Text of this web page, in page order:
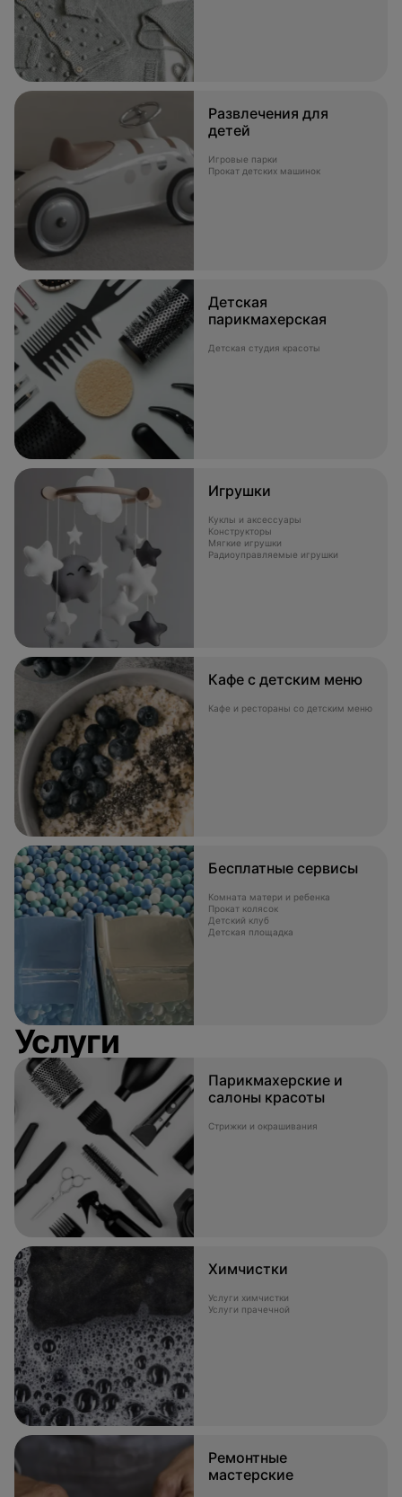
Развлечения для
детей
Игровые парки
Прокат детских машинок
Детская
парикмахерская
Детская студия красоты
Игрушки
Куклы и аксессуары
Конструкторы
Мягкие игрушки
Радиоуправляемые игрушки
Кафе с детским меню
Кафе и рестораны со детским меню
Бесплатные сервисы
Комната матери и ребенка
Прокат колясок
Детский клуб
Детская площадка
Услуги
Парикмахерские и
салоны красоты
Стрижки и окрашивания
Химчистки
Услуги химчистки
Услуги прачечной
Ремонтные
мастерские